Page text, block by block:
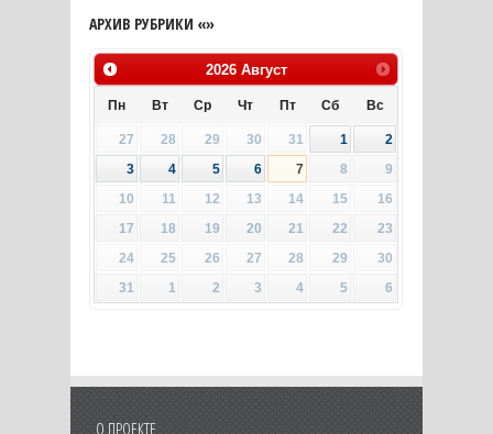
АРХИВ РУБРИКИ «»
2026 Август
Пн Вт Ср Чт Пт Сб Вс
27 28 29 30 31 1
2
3
4 5 6 7 8
9
10
11 12 13 14 15
16
17
18 19 20 21 22
23
24
25 26 27 28 29
30
31
1 2 3 4 5 6
О ПРОЕКТЕ